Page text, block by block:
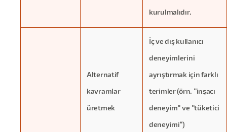
kurulmalıdır.
Alternatif
kavramlar
üretmek
İç ve dış kullanıcı
deneyimlerini
ayrıştırmak için farklı
terimler (örn. "inşacı
deneyim" ve "tüketici
deneyimi")